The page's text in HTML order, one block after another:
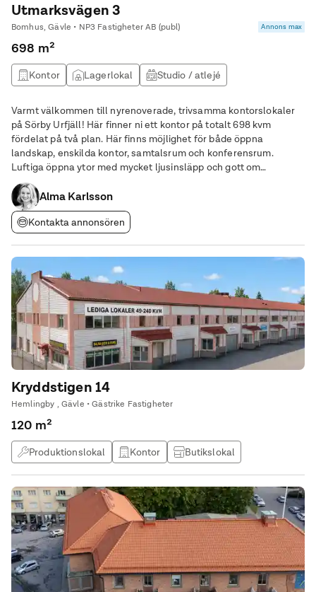
Utmarksvägen 3
Bomhus, Gävle • NP3 Fastigheter AB (publ) Annons max
698 m²
Kontor Lagerlokal Studio / atlejé
Varmt välkommen till nyrenoverade, trivsamma kontorslokaler
på Sörby Urfjäll! Här finner ni ett kontor på totalt 698 kvm
fördelat på två plan. Här finns möjlighet för både öppna
landskap, enskilda kontor, samtalsrum och konferensrum.
Luftiga öppna ytor med mycket ljusinsläpp och gott om
möjligheter. Varmt välkommen att kontakta oss för mer
information och visning!
Alma Karlsson
Kontakta annonsören
Kryddstigen 14
Hemlingby , Gävle • Gästrike Fastigheter
120 m²
Produktionslokal Kontor
Butikslokal
Lagerlokal